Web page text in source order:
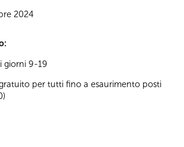
2024
giorni 9-19
per tutti fino a esaurimento posti